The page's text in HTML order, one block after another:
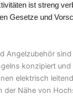
ist streng
Gesetze und
Angelzubehör
konzipiert und
elektrisch
der Nähe von